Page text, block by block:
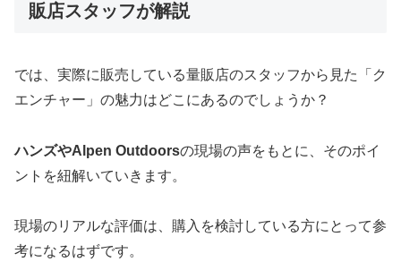
販店スタッフが解説
では、実際に販売している量販店のスタッフから見た「ク
エンチャー」の魅力はどこにあるのでしょうか？
ハンズやAlpen Outdoorsの現場の声をもとに、そのポイ
ントを紐解いていきます。
現場のリアルな評価は、購入を検討している方にとって参
考になるはずです。